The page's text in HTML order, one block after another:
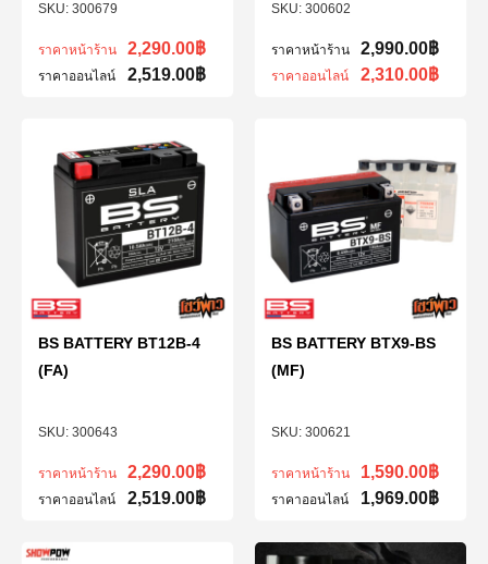
300679
ราคาหน้าร้าน 2,290.00฿
ราคาออนไลน์ 2,519.00฿
300602
ราคาหน้าร้าน 2,990.00฿
ราคาออนไลน์ 2,310.00฿
300643
BS BATTERY BT12B-4
(FA)
ราคาหน้าร้าน 2,290.00฿
ราคาออนไลน์ 2,519.00฿
300621
BS BATTERY BTX9-BS
(MF)
ราคาหน้าร้าน 1,590.00฿
ราคาออนไลน์ 1,969.00฿